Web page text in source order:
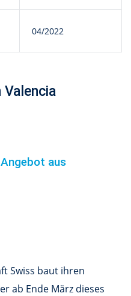
04/2022
Valencia
aus
Swiss baut ihren
ab Ende März dieses